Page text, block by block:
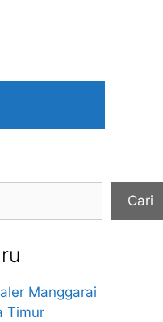
Cari
Manggarai
Timur